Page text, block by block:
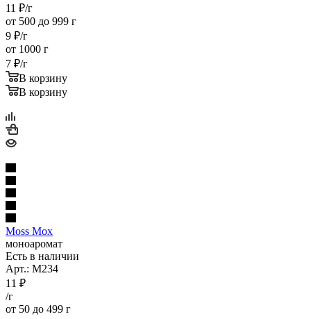
11 ₽/г
от 500 до 999 г
9 ₽/г
от 1000 г
7 ₽/г
В корзину
В корзину
Moss Мох
моноаромат
Есть в наличии
Арт.: M234
11 ₽
/г
от 50 до 499 г